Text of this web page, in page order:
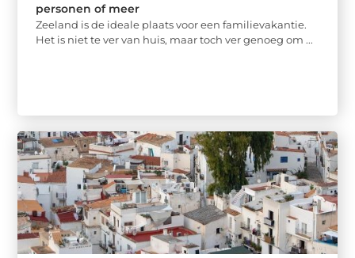
personen of meer
Zeeland is de ideale plaats voor een familievakantie.
Het is niet te ver van huis, maar toch ver genoeg om ...